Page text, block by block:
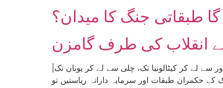
طبقاتی جنگ کا میدان؟
انقلاب کی طرف گامزن